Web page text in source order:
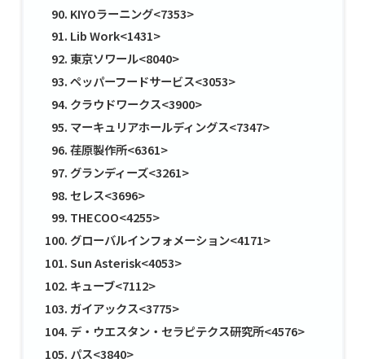
KIYOラーニング<7353>
Lib Work<1431>
東京ソワール<8040>
ペッパーフードサービス<3053>
クラウドワークス<3900>
マーキュリアホールディングス<7347>
荏原製作所<6361>
グランディーズ<3261>
セレス<3696>
THECOO<4255>
グローバルインフォメーション<4171>
Sun Asterisk<4053>
キューブ<7112>
ガイアックス<3775>
デ・ウエスタン・セラピテクス研究所<4576>
パス<3840>